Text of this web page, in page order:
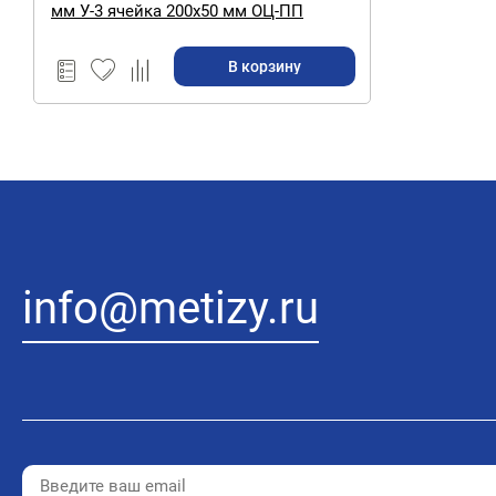
мм У-3 ячейка 200х50 мм ОЦ-ПП
В корзину
info@metizy.ru